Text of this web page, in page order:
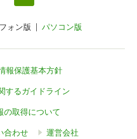
ォン版 パソコン版
報保護基本方針
するガイドライン
の取得について
合わせ 運営会社